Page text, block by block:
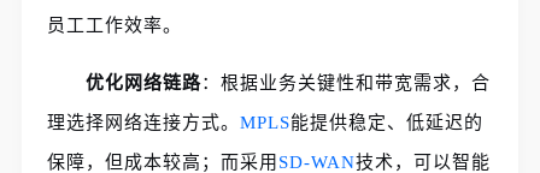
员工工作效率。
优化网络链路：根据业务关键性和带宽需求，合
理选择网络连接方式。MPLS能提供稳定、低延迟的
保障，但成本较高；而采用 SD-WAN技术，可以智能